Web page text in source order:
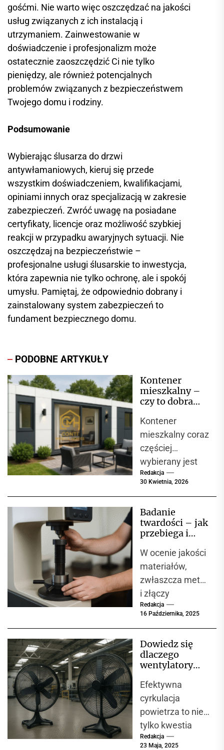
gośćmi. Nie warto więc oszczędzać na jakości
usług związanych z ich instalacją i
utrzymaniem. Zainwestowanie w
doświadczenie i profesjonalizm może
ostatecznie zaoszczędzić Ci nie tylko
pieniędzy, ale również potencjalnych
problemów związanych z bezpieczeństwem
Twojego domu i rodziny.
Podsumowanie
Wybierając ślusarza do drzwi
antywłamaniowych, kieruj się przede
wszystkim doświadczeniem, kwalifikacjami,
opiniami innych oraz specjalizacją w zakresie
zabezpieczeń. Zwróć uwagę na posiadane
certyfikaty, licencje oraz możliwość szybkiej
reakcji w przypadku awaryjnych sytuacji. Nie
oszczędzaj na bezpieczeństwie –
profesjonalne usługi ślusarskie to inwestycja,
która zapewnia nie tylko ochronę, ale i spokój
umysłu. Pamiętaj, że odpowiednio dobrany i
zainstalowany system zabezpieczeń to
fundament bezpiecznego domu.
PODOBNE ARTYKUŁY
Kontener
mieszkalny –
czy to dobra
domu?
Kontener
mieszkalny coraz
częściej
wybierany jest
jako alternatywa
Nowoczesne
kontenery
komfort, szybki
montaż i
niższe...
Redakcja
30 Kwietnia, 2026
Badanie
twardości – jak
przebiega i
kluczowe w
kontroli jakości
materiałów?
W ocenie jakości
materiałów,
zwłaszcza metali
i złączy
spawanych,
odporność na
odkształcenia
Jedną z
podstawowych...
Redakcja
16 Października, 2025
Dowiedz się
dlaczego
wentylatory
są niezbędne w
każdej hali
produkcyjnej
Efektywna
cyrkulacja
powietrza to nie
tylko kwestia
komfortu, ale
Redakcja
23 Maja, 2025